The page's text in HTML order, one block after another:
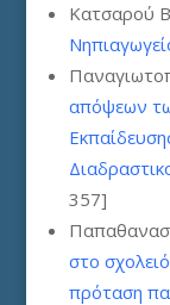
Κατσαρού
απόψεων
357]
στο
πρόταση